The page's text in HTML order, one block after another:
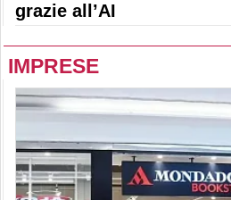
grazie all’AI
IMPRESE